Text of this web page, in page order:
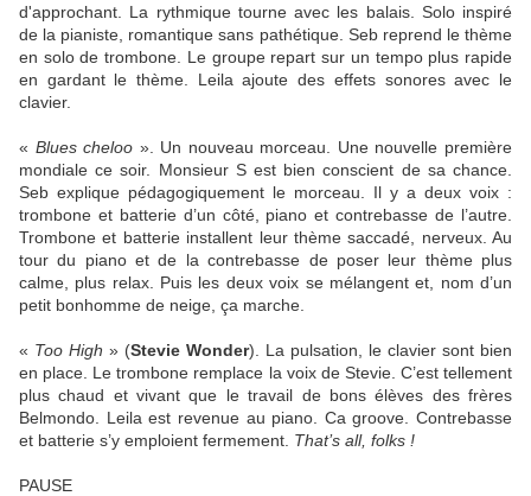
d'approchant. La rythmique tourne avec les balais. Solo inspiré
de la pianiste, romantique sans pathétique. Seb reprend le thème
en solo de trombone. Le groupe repart sur un tempo plus rapide
en gardant le thème. Leila ajoute des effets sonores avec le
clavier.
« Blues cheloo ». Un nouveau morceau. Une nouvelle première
mondiale ce soir. Monsieur S est bien conscient de sa chance.
Seb explique pédagogiquement le morceau. Il y a deux voix :
trombone et batterie d’un côté, piano et contrebasse de l’autre.
Trombone et batterie installent leur thème saccadé, nerveux. Au
tour du piano et de la contrebasse de poser leur thème plus
calme, plus relax. Puis les deux voix se mélangent et, nom d’un
petit bonhomme de neige, ça marche.
« Too High » (Stevie Wonder). La pulsation, le clavier sont bien
en place. Le trombone remplace la voix de Stevie. C’est tellement
plus chaud et vivant que le travail de bons élèves des frères
Belmondo. Leila est revenue au piano. Ca groove. Contrebasse
et batterie s’y emploient fermement. That’s all, folks !
PAUSE